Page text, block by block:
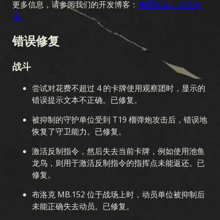
更多信息，请参阅我们的开发博客： 春季版本：还有更
多
错误修复
战斗
尝试对花费不超过 4 的卡牌使用观察团时，显示的
错误提示文本不正确。已修复。
被抑制的守护单位受到 T19 榴弹炮攻击后，错误地
恢复了守卫能力。已修复。
激活反制指令，然后失去当前卡牌，例如使用池鱼
龙鸟，则用于激活反制指令的指挥点未能返还。已
修复。
布洛克 MB.152 位于战场上时，动员单位被抑制后
未能正确失去动员。已修复。
收藏 卡组
海战
联合战线
血与铁 秘密行动
突破 战区 忠诚